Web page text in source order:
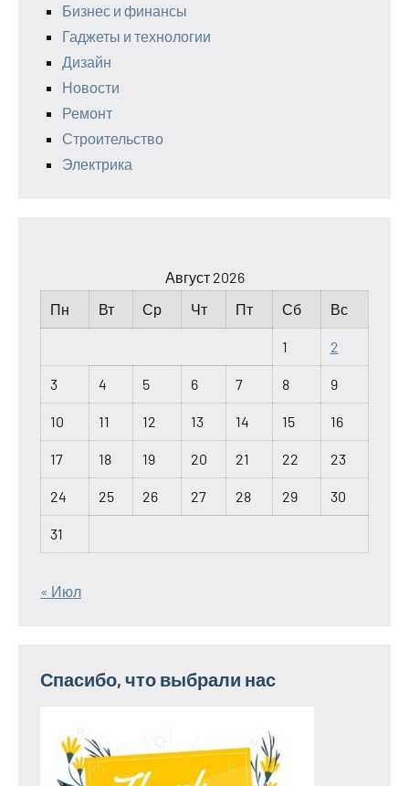
Бизнес и финансы
Гаджеты и технологии
Дизайн
Новости
Ремонт
Строительство
Электрика
Август 2026
Пн
Вт Ср Чт Пт Сб Вс
1 2
3 4 5 6 7 8 9
10 11 12 13 14 15 16
17 18 19 20 21 22 23
24 25 26 27 28 29 30
31
« Июл
Спасибо, что выбрали нас